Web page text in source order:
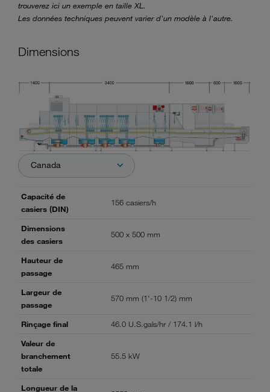
trouverez ici un exemple en taille XL.
Les données techniques peuvent varier d'un modèle à l'autre.
Dimensions
Canada
Capacité de
casiers (DIN)
156 casiers/h
Dimensions
des casiers
500 x 500 mm
Hauteur de
passage
465 mm
Largeur de
passage
570 mm (1'-10 1/2) mm
Rinçage final
46.0 U.S.gals/hr / 174.1 l/h
Valeur de
branchement
totale
55.5 kW
Longueur de la